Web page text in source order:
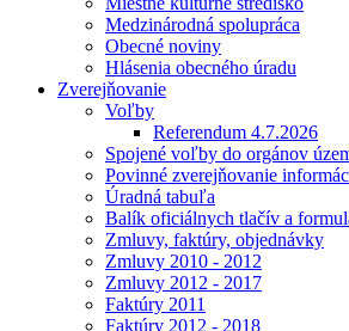
Medzinárodná spolupráca
Obecné noviny
Hlásenia obecného úradu
Zverejňovanie
Voľby
Referendum 4.7.2026
Spojené voľby do orgánov
Povinné zverejňovanie
Úradná tabuľa
Balík oficiálnych tlačív a
Zmluvy, faktúry, objednávky
Zmluvy 2010 - 2012
Zmluvy 2012 - 2017
Faktúry 2011
Faktúry 2012 - 2018